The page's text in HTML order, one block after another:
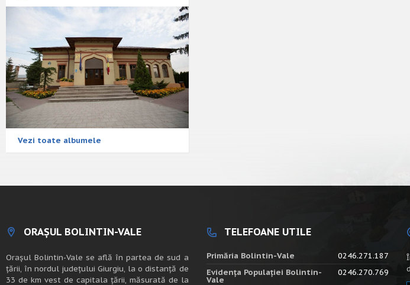
Vezi toate albumele
ORAȘUL BOLINTIN-VALE
Oraşul Bolintin-Vale se află în partea de sud a
ţării, în nordul judeţului Giurgiu, la o distanţă de
33 de km vest de capitala țării, măsurată de la
TELEFOANE UTILE
Primăria Bolintin-Vale
0246.271.187
Evidența Populației Bolintin-
Vale
0246.270.769